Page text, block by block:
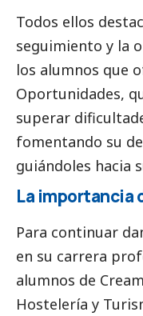
Todos ellos
seguimiento y la
los alumnos que
Oportunidades,
superar
fomentando su
guiándoles hacia
La importancia
Para continuar
en su carrera
alumnos de
Hostelería y